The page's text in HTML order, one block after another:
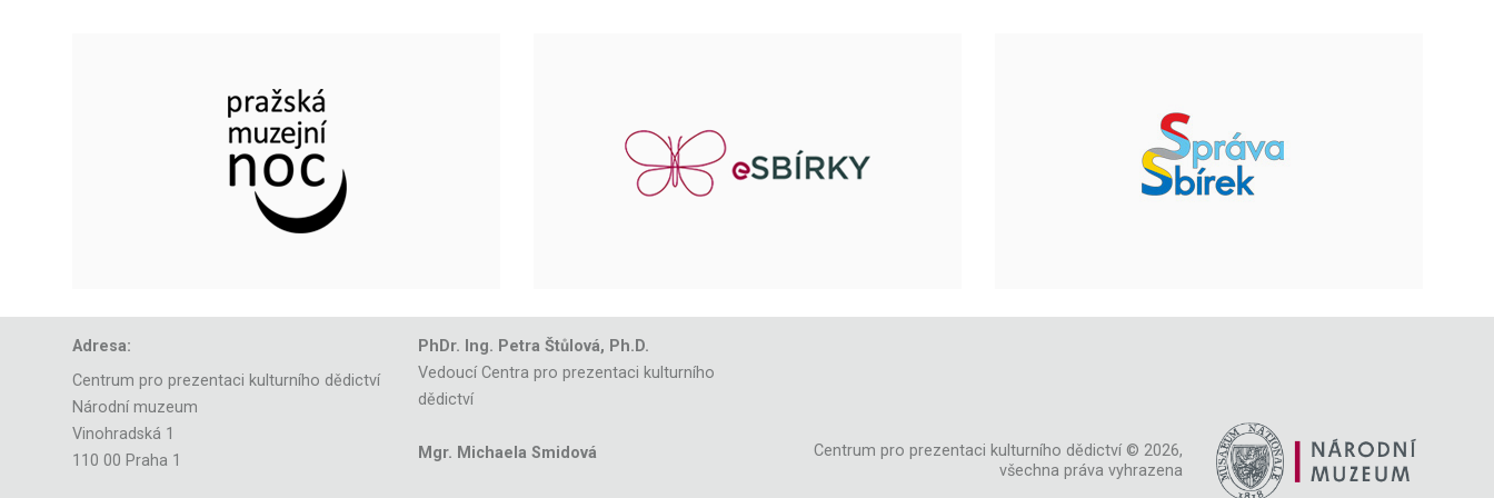
Adresa:
Centrum pro prezentaci kulturního dědictví
Národní muzeum
Vinohradská 1
110 00 Praha 1
PhDr. Ing. Petra Štůlová, Ph.D.
Vedoucí Centra pro prezentaci kulturního
dědictví
Mgr. Michaela Smidová
Centrum pro prezentaci kulturního dědictví © 2026,
všechna práva vyhrazena